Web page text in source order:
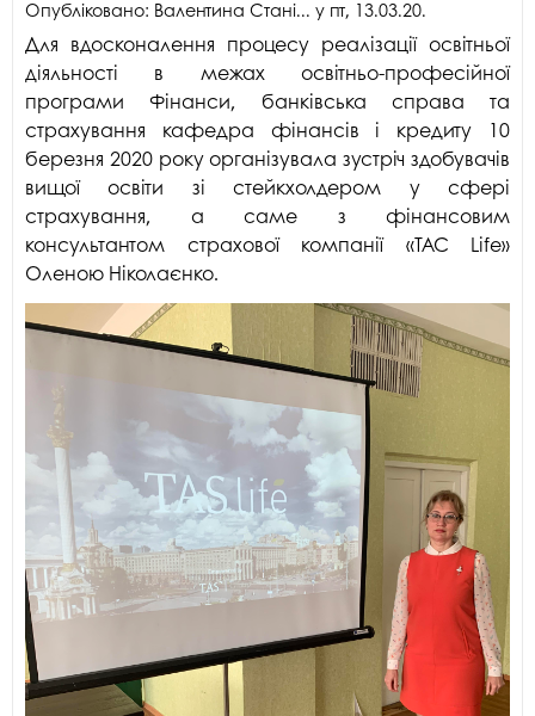
Опубліковано: Валентина Стані... у пт, 13.03.20.
Для вдосконалення процесу реалізації освітньої
діяльності в межах освітньо-професійної
програми Фінанси, банківська справа та
страхування кафедра фінансів і кредиту 10
березня 2020 року організувала зустріч здобувачів
вищої освіти зі стейкхолдером у сфері
страхування, а саме з фінансовим
консультантом страхової компанії «ТАС Life»
Оленою Ніколаєнко.